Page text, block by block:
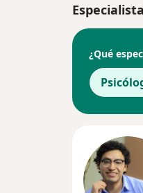
¿Qué